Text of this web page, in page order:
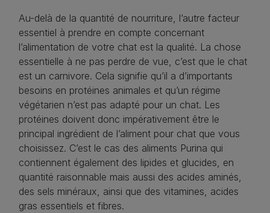
Au-delà de la quantité de nourriture, l’autre facteur
essentiel à prendre en compte concernant
l’alimentation de votre chat est la qualité. La chose
essentielle à ne pas perdre de vue, c’est que le chat
est un carnivore. Cela signifie qu’il a d’importants
besoins en protéines animales et qu’un régime
végétarien n’est pas adapté pour un chat. Les
protéines doivent donc impérativement être le
principal ingrédient de l’aliment pour chat que vous
choisissez. C’est le cas des aliments Purina qui
contiennent également des lipides et glucides, en
quantité raisonnable mais aussi des acides aminés,
des sels minéraux, ainsi que des vitamines, acides
gras essentiels et fibres.